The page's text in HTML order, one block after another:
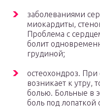
заболеваниями
миокардиты,
Проблема с
болит
грудиной;
остеохондроз. При
возникает к утру,
болью. Больные в
боль под лопаткой